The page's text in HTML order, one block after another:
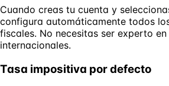
Cuando creas tu cuenta y
configura automáticamente todos
fiscales. No necesitas ser experto
internacionales.
Tasa impositiva por defecto